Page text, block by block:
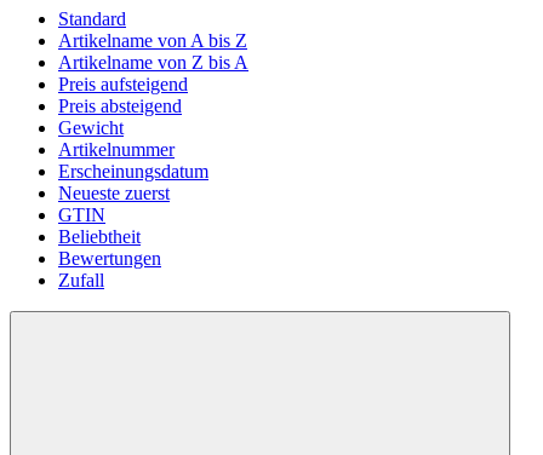
Standard
Artikelname von A bis Z
Artikelname von Z bis A
Preis aufsteigend
Preis absteigend
Gewicht
Artikelnummer
Erscheinungsdatum
Neueste zuerst
GTIN
Beliebtheit
Bewertungen
Zufall